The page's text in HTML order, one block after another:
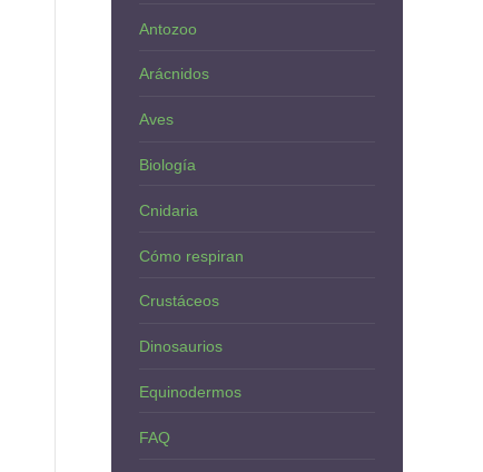
Antozoo
Arácnidos
Aves
Biología
Cnidaria
Cómo respiran
Crustáceos
Dinosaurios
Equinodermos
FAQ